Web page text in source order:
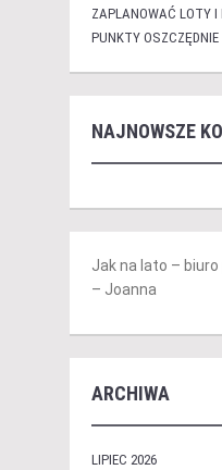
ZAPLANOWAĆ LOTY I
PUNKTY OSZCZĘDNIE
NAJNOWSZE
Jak na lato –
– Joanna
ARCHIWA
LIPIEC 2026